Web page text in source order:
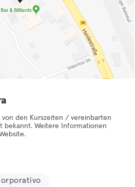
von den Kurszeiten / vereinbarten
bekannt. Weitere Informationen